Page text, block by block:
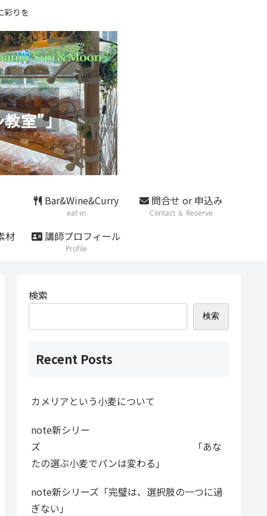
彩りを
Bar&Wine&Curry
eat-in
問合せ or 申込み
Contact ＆ Reserve
材 講師プロフィール
Profile
検索
検索
Recent Posts
カメリアという小麦について
note新シリー
ズ 「あな
たの選ぶ小麦でパンは変わる」
note新シリーズ「完璧は、選択肢の一つに過
ぎない」